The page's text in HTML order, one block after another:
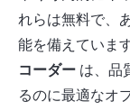
れらは無料で、
能を備えていま
コーダー は、品
るのに最適なオ